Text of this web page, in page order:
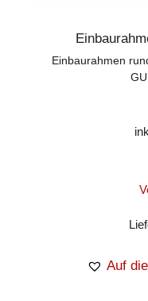
Einbaurahmen
Auf